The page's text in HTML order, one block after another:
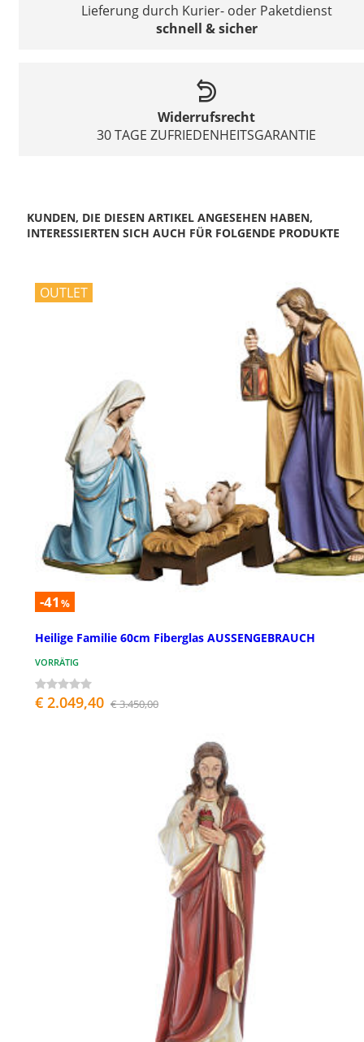
Lieferung durch Kurier- oder Paketdienst
schnell & sicher
Widerrufsrecht
30 TAGE ZUFRIEDENHEITSGARANTIE
KUNDEN, DIE DIESEN ARTIKEL ANGESEHEN HABEN,
INTERESSIERTEN SICH AUCH FÜR FOLGENDE PRODUKTE
OUTLET
-41 %
Heilige Familie 60cm Fiberglas AUSSENGEBRAUCH
VORRÄTIG
€ 2.049,40 € 3.450,00